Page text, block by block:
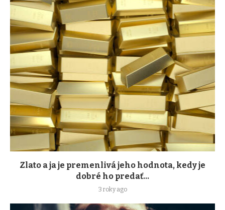
Zlato a ja je premenlivá jeho hodnota, kedy je
dobré ho predať...
3 roky ago